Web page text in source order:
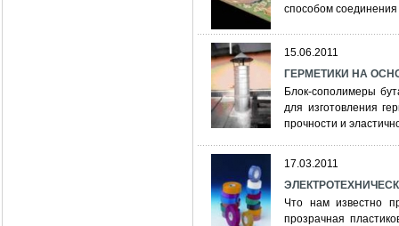
способом
15.06.2011
ГЕРМЕТИКИ НА
Блок-сополимеры
для изготовления
прочности и
17.03.2011
Что нам известно
прозрачная